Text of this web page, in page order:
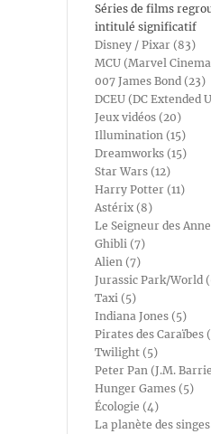
Séries de films
intitulé significatif
Disney / Pixar (83)
MCU (Marvel
007 James Bond (23)
DCEU (DC Extended
Jeux vidéos (20)
Illumination (15)
Dreamworks (15)
Star Wars (12)
Harry Potter (11)
Astérix (8)
Le Seigneur des
Ghibli (7)
Alien (7)
Jurassic Park/World
Taxi (5)
Indiana Jones (5)
Pirates des Caraïbes
Twilight (5)
Peter Pan (J.M.
Hunger Games (5)
Écologie (4)
La planète des